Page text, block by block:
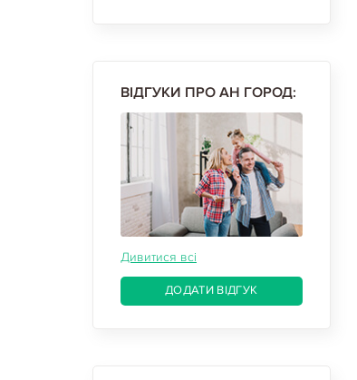
ВІДГУКИ ПРО АН ГОРОД:
Дивитися всі
ДОДАТИ ВІДГУК